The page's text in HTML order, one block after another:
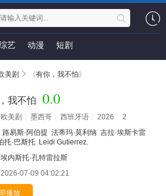
艺 动漫 短剧
美剧 《有你，我不怕》
我不怕 0.0
欧美剧 墨西哥 西班牙语 2026
2
路易斯·阿伯提 法蒂玛·莫利纳 吉拉·埃斯卡雷
托·巴斯托 Leidi Gutierrez.
埃内斯托·孔特雷拉斯
2026-07-09 04:02:21
播放